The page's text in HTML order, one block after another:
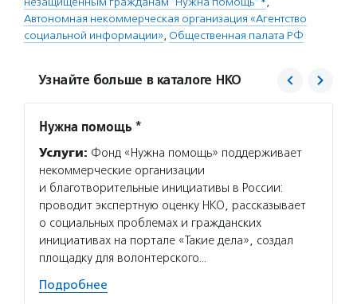
Автономная некоммерческая организация «Агентство
социальной информации», Общественная палата РФ
Узнайте больше в каталоге НКО
Нужна помощь *
Услуги: Фонд «Нужна помощь» поддерживает
некоммерческие организации
и благотворительные инициативы в России:
проводит экспертную оценку НКО, рассказывает
о социальных проблемах и гражданских
инициативах на портале «Такие дела», создал
площадку для волонтерского…
Подробнее